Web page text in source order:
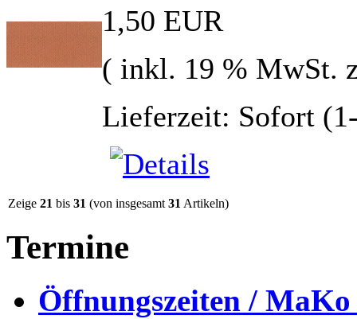
1,50 EUR
( inkl. 19 % MwSt.
Lieferzeit: Sofort
Zeige 21 bis 31 (von insgesamt 31 Artikeln)
Termine
Öffnungszeiten /